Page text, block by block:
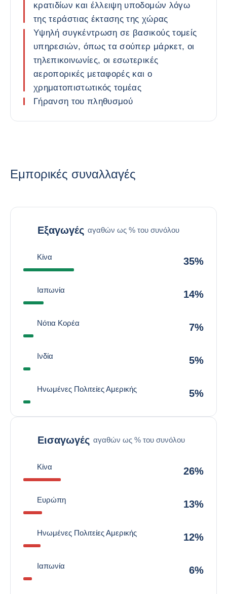
κρατιδίων και έλλειψη υποδομών λόγω
της τεράστιας έκτασης της χώρας
Υψηλή συγκέντρωση σε βασικούς τομείς
υπηρεσιών, όπως τα σούπερ μάρκετ, οι
τηλεπικοινωνίες, οι εσωτερικές
αεροπορικές μεταφορές και ο
χρηματοπιστωτικός τομέας
Γήρανση του πληθυσμού
Εμπορικές συναλλαγές
Εξαγωγές αγαθών ως % του συνόλου
Κίνα 35%
Ιαπωνία 14%
Νότια Κορέα 7%
Ινδία 5%
Ηνωμένες Πολιτείες Αμερικής 5%
Εισαγωγές αγαθών ως % του συνόλου
Κίνα 26%
Ευρώπη 13%
Ηνωμένες Πολιτείες Αμερικής 12%
Ιαπωνία 6%